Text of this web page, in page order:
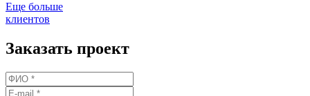
Еще больше
клиентов
Заказать проект